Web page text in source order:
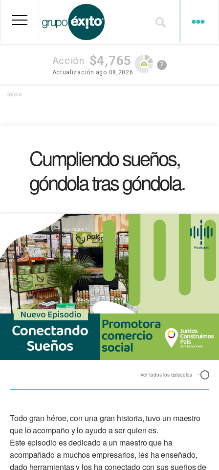
para
principal
Acción $4,765
Actualización ago 08,2026
?
Trilha
Início
Cumpliendo sueños,
góndola tras góndola.
Ver todos los episodios
Todo gran héroe, con una gran historia, tuvo un maestro
que lo acompaño y lo ayudo a ser quien es.
Este episodio es dedicado a un maestro que ha
acompañado a muchos empresarios, les ha enseñado,
dado herramientas y los ha conectado con sus sueños de